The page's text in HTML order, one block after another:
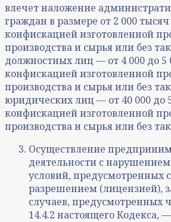
влечет наложение
граждан в размере от 2 000
конфискацией изготовленной
производства и сырья или без
должностных лиц — от 4 000 до 5
конфискацией изготовленной
производства и сырья или без
юридических лиц — от 40 000 до
конфискацией изготовленной
производства и сырья или без
Осуществление
деятельности с
условий, предусмотренных
разрешением (лицензией),
случаев, предусмотренных
14.4.2 настоящего Кодекса, —